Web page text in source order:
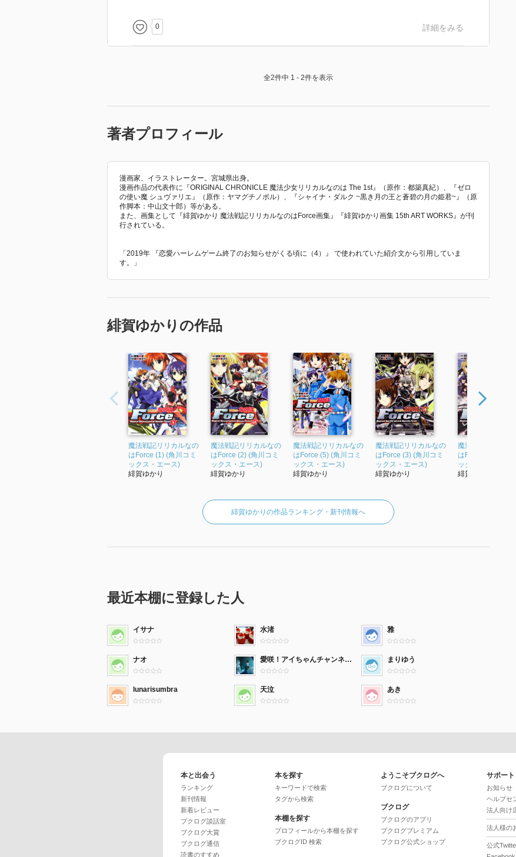
0 詳細をみる
全2件中 1 - 2件を表示
著者プロフィール
漫画家、イラストレーター。宮城県出身。
漫画作品の代表作に『ORIGINAL CHRONICLE 魔法少女リリカルなのは The 1st』（原作：都築真紀）、『ゼロ
の使い魔 シュヴァリエ』（原作：ヤマグチノボル）、『シャイナ・ダルク ~黒き月の王と蒼碧の月の姫君~』（原
作脚本：中山文十郎）等がある。
また、画集として『緋賀ゆかり 魔法戦記リリカルなのはForce画集』『緋賀ゆかり画集 15th ART WORKS』が刊
行されている。
「2019年 『恋愛ハーレムゲーム終了のお知らせがくる頃に（4）』 で使われていた紹介文から引用していま
す。」
緋賀ゆかりの作品
魔法戦記リリカルなの
はForce (1) (角川コミ
ックス・エース)
緋賀ゆかり
魔法戦記リリカルなの
はForce (2) (角川コミ
ックス・エース)
緋賀ゆかり
魔法戦記リリカルなの
はForce (5) (角川コミ
ックス・エース)
緋賀ゆかり
魔法戦記リリカルなの
はForce (3) (角川コミ
ックス・エース)
緋賀ゆかり
魔法戦記リリカル
はForce (4) (角川
ックス・エース)
緋賀ゆかり
緋賀ゆかりの作品ランキング・新刊情報へ
最近本棚に登録した人
イサナ 水渚 雅
ナオ 愛咲！アイちゃんチャンネル！YouTuber！ まりゆう
lunarisumbra 天泣 あき
本と出会う
ランキング
新刊情報
新着レビュー
ブクログ談話室
ブクログ大賞
ブクログ通信
読書のすすめ
本を探す
キーワードで検索
タグから検索
本棚を探す
プロフィールから本棚を探す
ブクログID 検索
ようこそブクログへ
ブクログについて
ブクログ
ブクログのアプリ
ブクログプレミアム
ブクログ公式ショップ
サポート
お知らせ
ヘルプセ
法人向け
法人様の
公式